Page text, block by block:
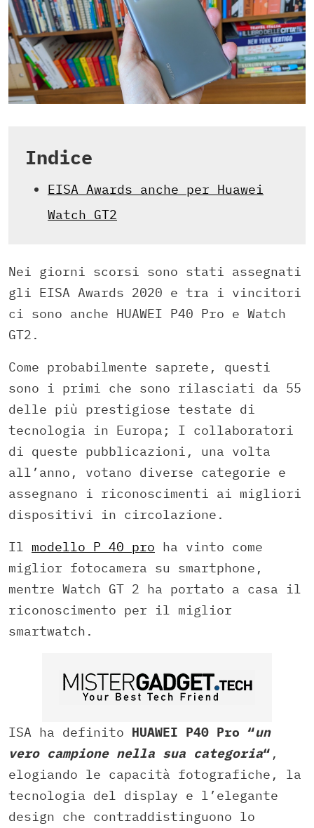
Indice
EISA Awards anche per Huawei
Watch GT2
Nei giorni scorsi sono stati assegnati
gli EISA Awards 2020 e tra i vincitori
ci sono anche HUAWEI P40 Pro e Watch
GT2.
Come probabilmente saprete, questi
sono i primi che sono rilasciati da 55
delle più prestigiose testate di
tecnologia in Europa; I collaboratori
di queste pubblicazioni, una volta
all’anno, votano diverse categorie e
assegnano i riconoscimenti ai migliori
dispositivi in circolazione.
Il modello P 40 pro ha vinto come
miglior fotocamera su smartphone,
mentre Watch GT 2 ha portato a casa il
riconoscimento per il miglior
smartwatch.
ISA ha definito HUAWEI P40 Pro “un
vero campione nella sua categoria“ ,
elogiando le capacità fotografiche, la
tecnologia del display e l’elegante
design che contraddistinguono lo